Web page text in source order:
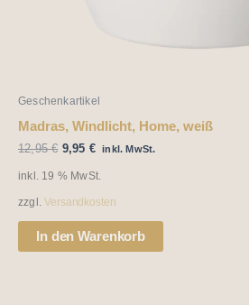
Geschenkartikel
Madras, Windlicht, Home, weiß
12,95€ 9,95 € inkl. MwSt.
inkl. 19 % MwSt.
zzgl.Versandkosten
In den Warenkorb